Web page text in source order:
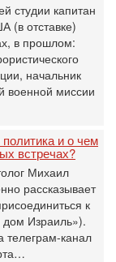
студии капитан
(в отставке)
в прошлом:
начальник
военной миссии
и о чем
встречах?
Михаил
рассказывает
к
Израиль»).
телеграм-канал